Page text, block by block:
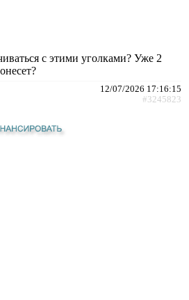
с этими уголками? Уже 2
12/07/2026 17:16:15
#3245823